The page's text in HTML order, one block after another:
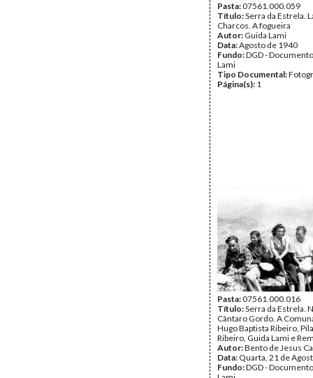
Pasta:07561.000.059
Título:Serra da Estrela.
Charcos. A fogueira
Autor: Guida Lami
Data:Agosto de 1940
Fundo:DGD -
Lami
Tipo Documental:
Página(s): 1
Pasta:07561.000.016
Título:Serra da Estrela.
Cântaro Gordo. A
Hugo Baptista Ribeiro,
Ribeiro, Guida Lami e
Autor:Bento de Jesus
Data: Quarta, 21 de
Fundo:DGD -